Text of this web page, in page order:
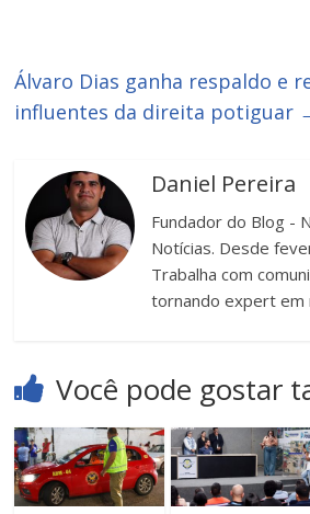
Álvaro Dias ganha respaldo e
influentes da direita potiguar
Daniel Pereira
Fundador do Blog -
Notícias. Desde
Trabalha com
tornando expert em
Você pode gostar